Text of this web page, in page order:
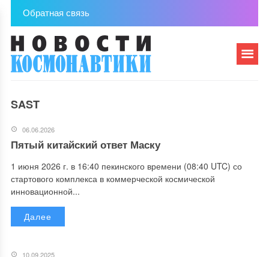
Обратная связь
SAST
06.06.2026
Пятый китайский ответ Маску
1 июня 2026 г. в 16:40 пекинского времени (08:40 UTC) со
стартового комплекса в коммерческой космической
инновационной...
Далее
10.09.2025